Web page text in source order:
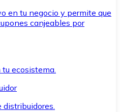
en tu negocio y permite que
canjeables por
ecosistema.
distribuidores.